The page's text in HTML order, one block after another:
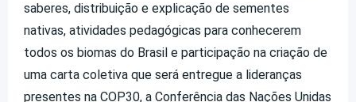
saberes, distribuição e explicação de sementes
nativas, atividades pedagógicas para conhecerem
todos os biomas do Brasil e participação na criação de
uma carta coletiva que será entregue a lideranças
presentes na COP30, a Conferência das Nações Unidas